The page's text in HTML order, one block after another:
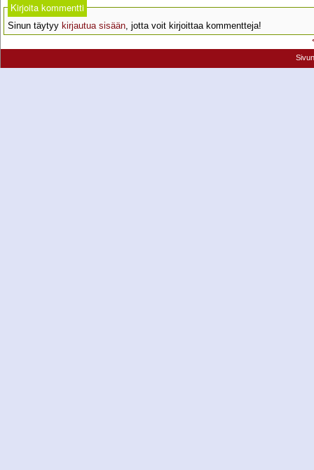
Kirjoita kommentti
Sinun täytyy kirjautua sisään, jotta voit kirjoittaa kommentteja!